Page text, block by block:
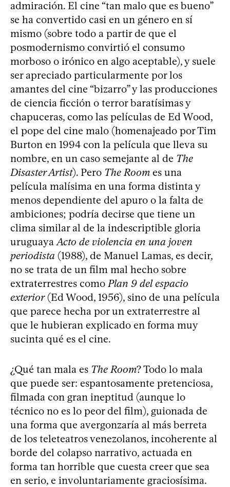
admiración. El cine “tan malo que es bueno”
se ha convertido casi en un género en sí
mismo (sobre todo a partir de que el
posmodernismo convirtió el consumo
morboso o irónico en algo aceptable), y suele
ser apreciado particularmente por los
amantes del cine “bizarro” y las producciones
de ciencia ficción o terror baratísimas y
chapuceras, como las películas de Ed Wood,
el pope del cine malo (homenajeado por Tim
Burton en 1994 con la película que lleva su
nombre, en un caso semejante al de The
Disaster Artist). Pero The Room es una
película malísima en una forma distinta y
menos dependiente del apuro o la falta de
ambiciones; podría decirse que tiene un
clima similar al de la indescriptible gloria
uruguaya Acto de violencia en una joven
periodista (1988), de Manuel Lamas, es decir,
no se trata de un film mal hecho sobre
extraterrestres como Plan 9 del espacio
exterior(Ed Wood, 1956), sino de una película
que parece hecha por un extraterrestre al
que le hubieran explicado en forma muy
sucinta qué es el cine.
¿Qué tan mala es The Room? Todo lo mala
que puede ser: espantosamente pretenciosa,
filmada con gran ineptitud (aunque lo
técnico no es lo peor del film), guionada de
una forma que avergonzaría al más berreta
de los teleteatros venezolanos, incoherente al
borde del colapso narrativo, actuada en
forma tan horrible que cuesta creer que sea
en serio, e involuntariamente graciosísima.